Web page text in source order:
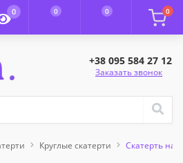
0 0 0 0
+38 095 584 27 12
Заказать звонок
Круглые скатерти Скатерть на